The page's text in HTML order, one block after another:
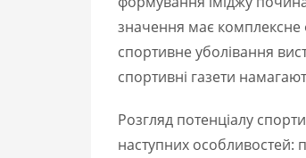
значення має комплексне
спортивне уболівання
спортивні газети
Розгляд потенціалу
наступних особливостей: